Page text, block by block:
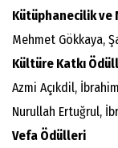
Kütüphanecilik ve
Mehmet Gökkaya,
Kültüre Katkı
Azmi Açıkdil,
Nurullah Ertuğrul,
Vefa Ödülleri